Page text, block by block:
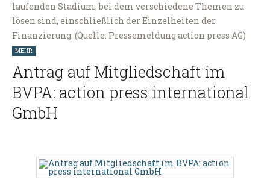
laufenden Stadium, bei dem verschiedene Themen zu
lösen sind, einschließlich der Einzelheiten der
Finanzierung. (Quelle: Pressemeldung action press AG)
MEHR
Antrag auf Mitgliedschaft im
BVPA: action press international
GmbH